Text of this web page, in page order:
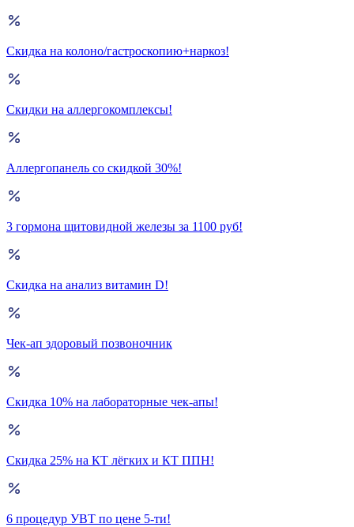
Скидка на колоно/гастроскопию+наркоз!
Скидки на аллергокомплексы!
Аллергопанель со скидкой 30%!
3 гормона щитовидной железы за 1100 руб!
Скидка на анализ витамин D!
Чек-ап здоровый позвоночник
Скидка 10% на лабораторные чек-апы!
Скидка 25% на КТ лёгких и КТ ППН!
6 процедур УВТ по цене 5-ти!